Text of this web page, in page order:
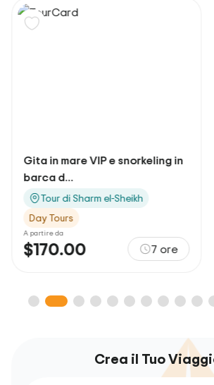
Gita in mare VIP e snorkeling in
barca d...
Tour di Sharm el-Sheikh
Day Tours
A partire da
$170.00 7 ore
Crea il Tuo